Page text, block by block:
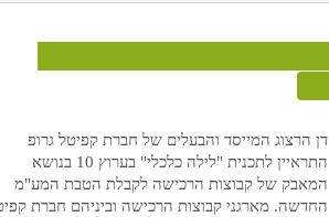
דן הרצוג מייסד
דן הרצוג המייסד והבעלים של חברת קפיטל גרופ
התראיין לתכנית "לילה כלכלי" בערוץ 10 בנושא
המאבק של קבוצות הרכישה לקבלת הטבת המע"מ
החדשה. מארגני קבוצות הרכישה וביניהם חברת